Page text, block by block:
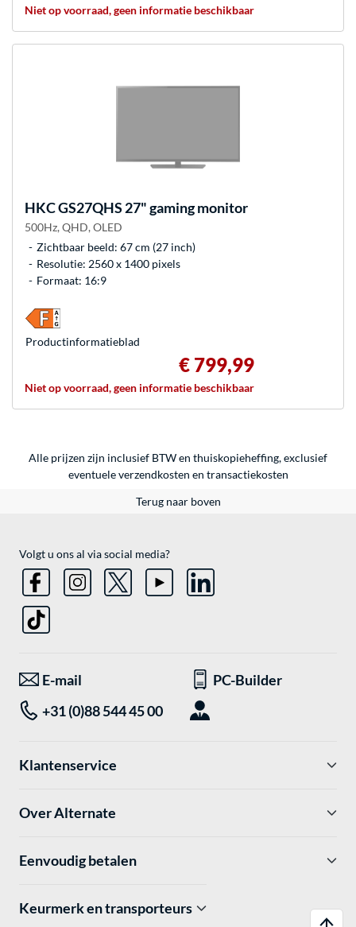
Niet op voorraad, geen informatie beschikbaar
HKCGS27QHS 27" gaming monitor
500Hz, QHD, OLED
Zichtbaar beeld: 67 cm (27 inch)
Resolutie: 2560 x 1400 pixels
Formaat: 16:9
€ 799,99
Niet op voorraad, geen informatie beschikbaar
Product­informatieblad
Alle prijzen zijn inclusief BTW en thuiskopieheffing, exclusief
eventueleverzendkosten en transactiekosten
Terug naar boven
Volgt u ons al via social media?
E-mail
PC-Builder
+31 (0)88 544 45 00
Klantenservice
Over Alternate
Eenvoudig betalen
Keurmerk en transporteurs